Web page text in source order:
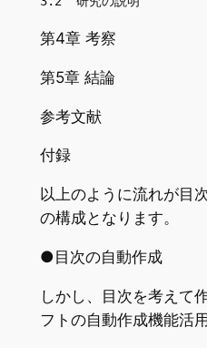
第4章 考察
第5章 結論
参考文献
付録
以上のように流れが目
の構成となります。
●目次の自動作成
しかし、目次を考えて
フトの自動作成機能活